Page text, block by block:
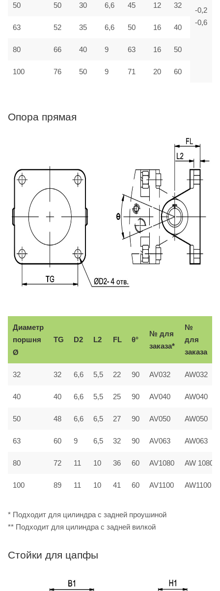
-0,2
-0,6
50 50 30 6,6 45 12 32
63 52 35 6,6 50 16 40
80 66 40 9 63 16 50
100 76 50 9 71 20 60
Опора прямая
Диаметр
поршня
Ø
TG D2 L2 FL θ°
№ для
заказа*
№
для
заказа
32 32 6,6 5,5 22 90 AV032 AW032
40 40 6,6 5,5 25 90 AV040 AW040
50 48 6,6 6,5 27 90 AV050 AW050
63 60 9 6,5 32 90 AV063 AW063
80 72 11 10 36 60 AV1080 AW 1080
100 89 11 10 41 60 AV1100 AW1100
* Подходит для цилиндра с задней проушиной
** Подходит для цилиндра с задней вилкой
Стойки для цапфы